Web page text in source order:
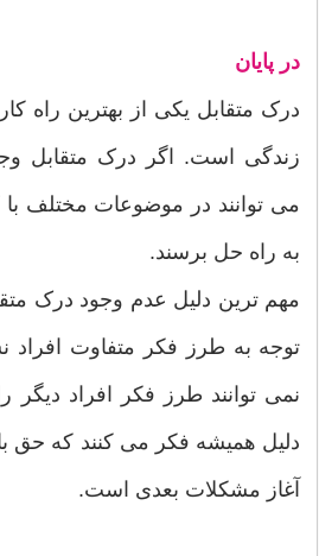
در پایان
درک متقابل یکی از بهترین راه
زندگی است. اگر درک متقابل
می توانند در موضوعات مختلف با
به راه حل برسند.
مهم ترین دلیل عدم وجود درک
توجه به طرز فکر متفاوت افراد
نمی توانند طرز فکر افراد دیگر
دلیل همیشه فکر می کنند که حق
آغاز مشکلات بعدی است.